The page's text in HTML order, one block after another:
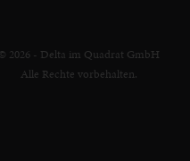
© 2026 - Delta im Quadrat GmbH
Alle Rechte vorbehalten.